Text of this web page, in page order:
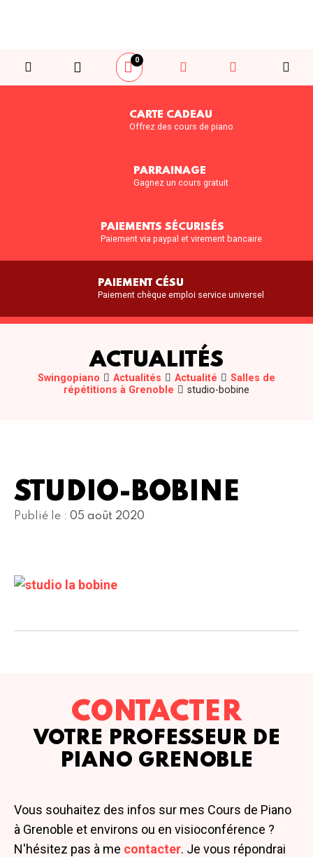
0
CARTE CADEAU
Offrez des cours de piano
PARRAINAGE
Gagnez un cours gratuit
PAIEMENTS SÉCURISÉS
Paiement via paypal et virement bancaire
PAIEMENT CÉSU
Paiement chèque emploi service universel
ACTUALITÉS
Swingopiano Actualités Actualité
Salles de
répétitions à Grenoble
studio-bobine
STUDIO-BOBINE
Publié le : 05 août 2020
CONTACTER
VOTRE PROFESSEUR DE
PIANO GRENOBLE
Vous souhaitez des infos sur mes Cours de Piano
à Grenoble et environs ou en visioconférence ?
N'hésitez pas à me contacter. Je vous répondrai